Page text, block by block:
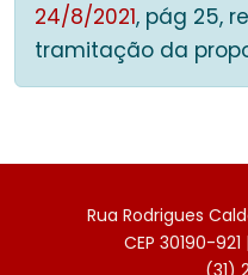
24/8/2021, pág 25,
tramitação da
Rua Rodrigues
CEP 30190-